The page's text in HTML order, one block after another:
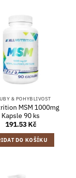
& POHYBLIVOST
MSM 1000mg
Kapsle 90 ks
191.53 Kč
DO KOŠÍKU